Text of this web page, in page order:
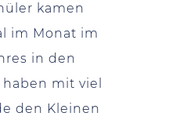
kamen
im Monat im
in den
mit viel
den Kleinen